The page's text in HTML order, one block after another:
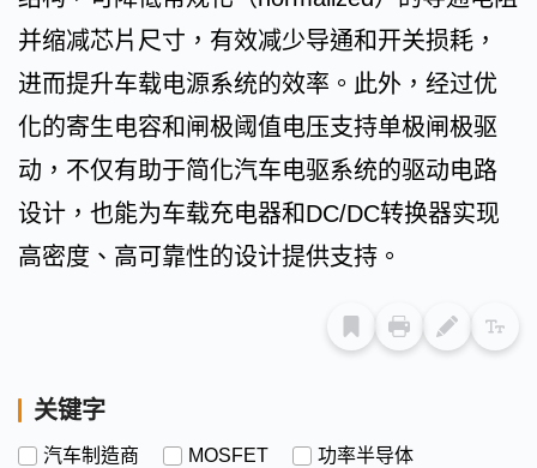
并缩减芯片尺寸，有效减少导通和开关损耗，
进而提升车载电源系统的效率。此外，经过优
化的寄生电容和闸极阈值电压支持单极闸极驱
动，不仅有助于简化汽车电驱系统的驱动电路
设计，也能为车载充电器和DC/DC转换器实现
高密度、高可靠性的设计提供支持。
关键字
汽车制造商 MOSFET 功率半导体